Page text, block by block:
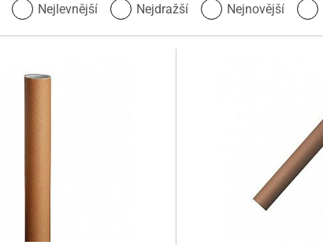
Nejlevnější Nejdražší Nejnovější